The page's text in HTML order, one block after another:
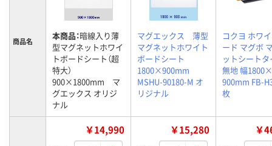
商品名 本商品：暗線入り薄
型マグネットホワイ
トボードシート（超
特大）
900×1800mm マ
グエックス オリジ
ナル
マグエックス 薄型
マグネットホワイト
ボードシート
1800×900mm
MSHU-90180-M オ
リジナル
コクヨ ホワ
ード マグボ
ットシートタ
無地 幅
900mm FB-
枚
￥14,990 ￥15,280 ￥